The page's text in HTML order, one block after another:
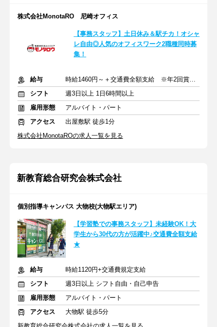
株式会社MonotaRO 尼崎オフィス
【事務スタッフ】土日休み＆駅チカ！オシャ
レ自由◎人気のオフィスワーク2職種同時募
集！
給与
時給1460円～＋交通費全額支給 ※年2回賞与あり
シフト
週3日以上 1日6時間以上
雇用形態
アルバイト・パート
アクセス
出屋敷駅 徒歩1分
株式会社MonotaROの求人一覧を見る
新教育総合研究会株式会社
個別指導キャンパス 大物校(大物駅エリア)
【学習塾での事務スタッフ】未経験OK！大
学生から30代の方が活躍中♪交通費全額支給
★
給与
時給1120円+交通費規定支給
シフト
週3日以上 シフト自由・自己申告
雇用形態
アルバイト・パート
アクセス
大物駅 徒歩5分